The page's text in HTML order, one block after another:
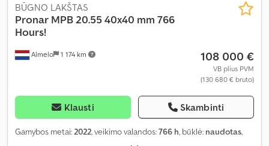
Almelo 1 174 km
BŪGNO LAKŠTAS
Pronar MPB 20.55 40x40 mm 766
Hours!
108 000 €
VB plius PVM
(130 680 € bruto)
Klausti Skambinti
Gamybos metai:2022, veikimo valandos:766 h, būklė: naudotas,